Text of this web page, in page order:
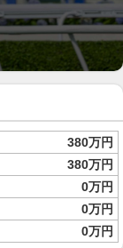
380万円
380万円
0万円
0万円
0万円